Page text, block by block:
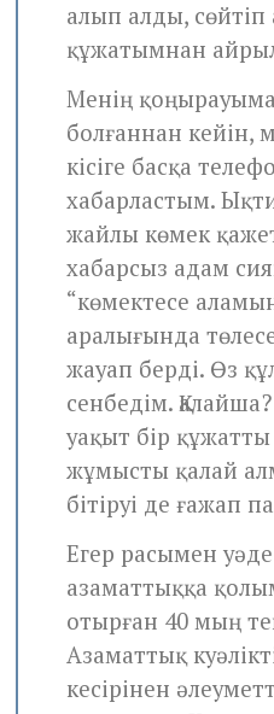
алып алды,
құжатымнан
Менің
болғаннан кейін,
кісіге басқа
хабарластым.
жайлы көмек
хабарсыз адам
“көмектесе
аралығында
жауап берді. Өз
сенбедім.
уақыт бір
жұмысты қалай
бітіруі де ғажап
Егер расымен
азаматтыққа
отырған 40 мың
Азаматтық
кесірінен